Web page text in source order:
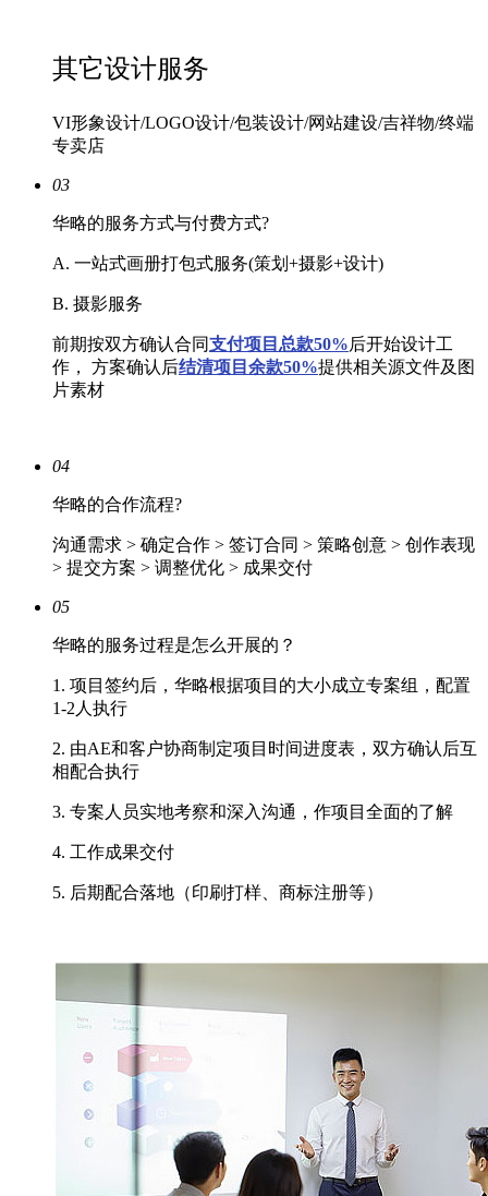
其它设计服务
VI形象设计/LOGO设计/包装设计/网站建设/吉祥物/终端
专卖店
03
华略的服务方式与付费方式?
A. 一站式画册打包式服务(策划+摄影+设计)
B. 摄影服务
前期按双方确认合同支付项目总款50%后开始设计工
作， 方案确认后结清项目余款50%提供相关源文件及图
片素材
04
华略的合作流程?
沟通需求 > 确定合作 > 签订合同 > 策略创意 > 创作表现
> 提交方案 > 调整优化 > 成果交付
05
华略的服务过程是怎么开展的？
1. 项目签约后，华略根据项目的大小成立专案组，配置
1-2人执行
2. 由AE和客户协商制定项目时间进度表，双方确认后互
相配合执行
3. 专案人员实地考察和深入沟通，作项目全面的了解
4. 工作成果交付
5. 后期配合落地（印刷打样、商标注册等）